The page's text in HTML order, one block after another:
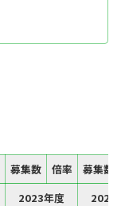
募集数 倍率
募集数
2023年度 2022